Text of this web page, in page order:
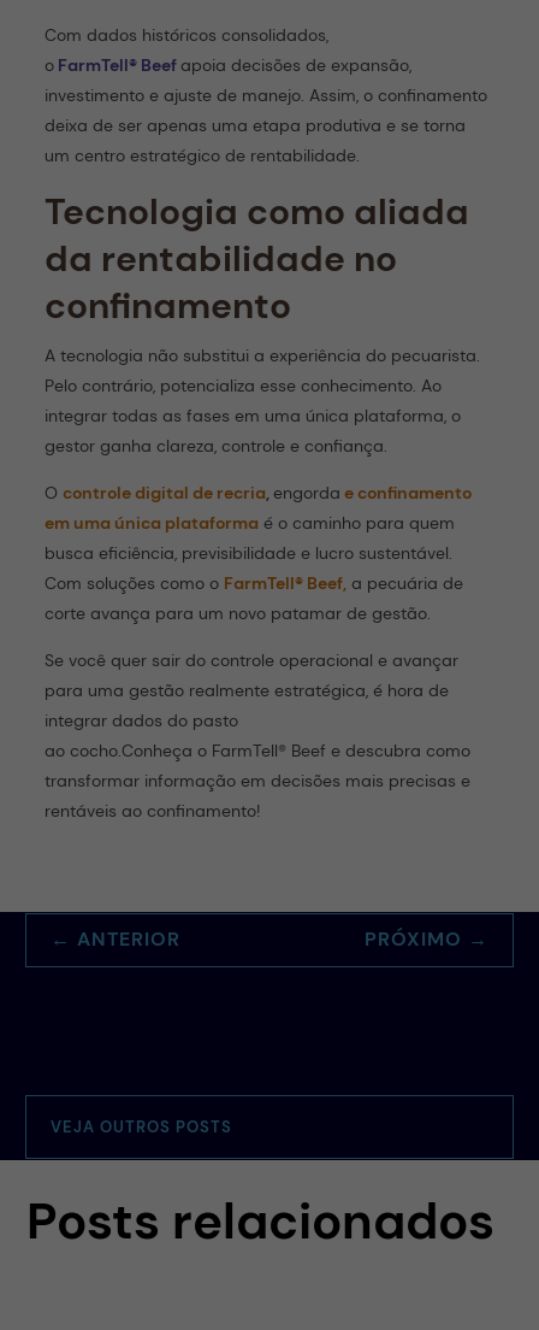
Com dados históricos consolidados,
o FarmTell® Beef apoia decisões de expansão,
investimento e ajuste de manejo. Assim, o confinamento
deixa de ser apenas uma etapa produtiva e se torna
um centro estratégico de rentabilidade.
Tecnologia como aliada
da rentabilidade no
confinamento
A tecnologia não substitui a experiência do pecuarista.
Pelo contrário, potencializa esse conhecimento. Ao
integrar todas as fases em uma única plataforma, o
gestor ganha clareza, controle e confiança.
Ocontrole digital de recria, engorda e confinamento
em uma única plataforma é o caminho para quem
busca eficiência, previsibilidade e lucro sustentável.
Com soluções como o FarmTell® Beef, a pecuária de
corte avança para um novo patamar de gestão.
Se você quer sair do controle operacional e avançar
para uma gestão realmente estratégica, é hora de
integrar dados do pasto
ao cocho.Conheça o FarmTell® Beef e descubra como
transformar informação em decisões mais precisas e
rentáveis ao confinamento!
←ANTERIOR PRÓXIMO →
VEJA OUTROS POSTS
Posts relacionados